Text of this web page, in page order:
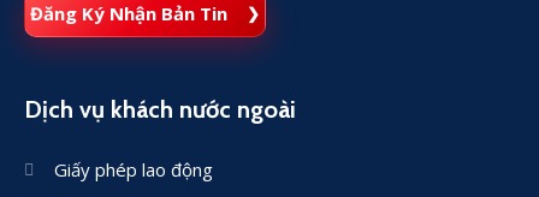
Đăng Ký Nhận Bản Tin
Dịch vụ khách nước ngoài
Giấy phép lao động